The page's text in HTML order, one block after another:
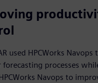
used HPCWorks
processes
Navops to